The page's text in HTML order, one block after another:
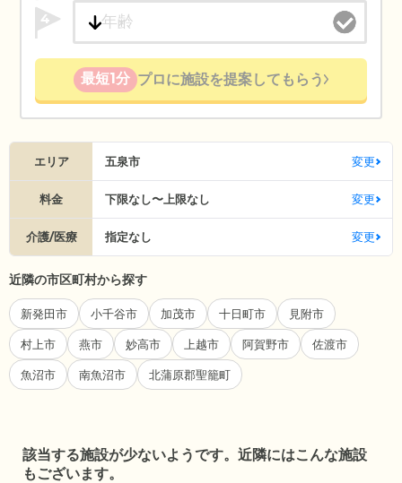
4
最短1分 プロに施設を提案してもらう
エリア 五泉市 変更
料金 下限なし〜上限なし 変更
介護/医療 指定なし 変更
近隣の市区町村から探す
新発田市 小千谷市 加茂市 十日町市 見附市
村上市 燕市 妙高市 上越市 阿賀野市 佐渡市
魚沼市 南魚沼市 北蒲原郡聖籠町
該当する施設が少ないようです。近隣にはこんな施設
もございます。